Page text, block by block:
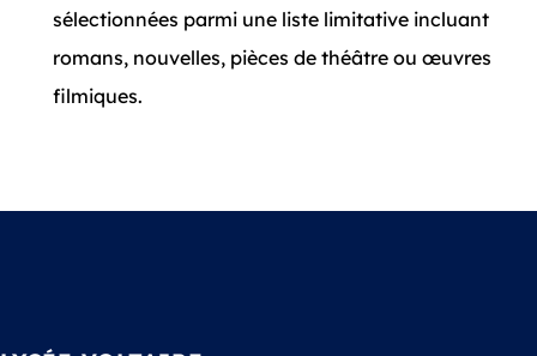
sélectionnées parmi une liste limitative incluant
romans, nouvelles, pièces de théâtre ou œuvres
filmiques.